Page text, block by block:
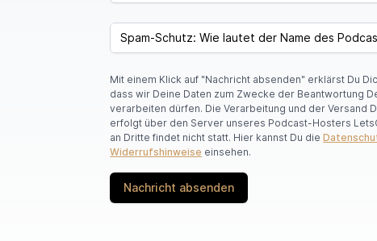
SPAM CAPTCHA
Mit einem Klick auf "Nachricht absenden" erklärst Du
dass wir Deine Daten zum Zwecke der Beantwortung
verarbeiten dürfen. Die Verarbeitung und der Versand
erfolgt über den Server unseres Podcast-Hosters
an Dritte findet nicht statt. Hier kannst Du die
Widerrufshinweise einsehen.
Nachricht absenden